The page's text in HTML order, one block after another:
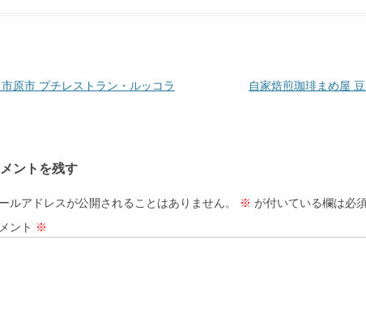
市原市 プチレストラン・ルッコラ
自家焙煎珈琲まめ屋
ントを残す
ルアドレスが公開されることはありません。 ※ が付いている欄は必
ント ※